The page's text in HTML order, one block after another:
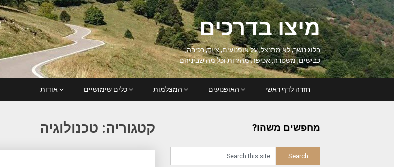
Skip
to
content
מיצו בדרכים
בלוג נושך, לא מתנצל, על אופנועים, ציוד, רכיבה,
כבישים, משטרה, אכיפת מהירות וכל מה שביניהם
חזרה לדף ראשי האופנועים המצלמות כלים שימושיים אודות
קטגוריה: טכנולוגיה מחפשים משהו?